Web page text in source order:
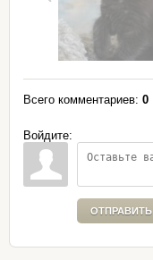
Всего комментариев: 0
Войдите:
ОТПРАВИТЬ